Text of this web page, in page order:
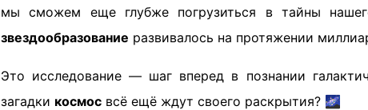
мы сможем еще глубже погрузиться в тайны
звездообразование развивалось на протяжении
Это исследование — шаг вперед в познании
загадки космос всё ещё ждут своего раскрытия? 🌌